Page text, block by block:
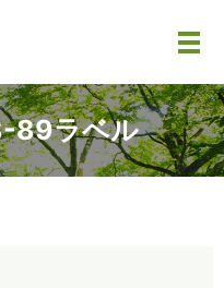
メ
89ラベル